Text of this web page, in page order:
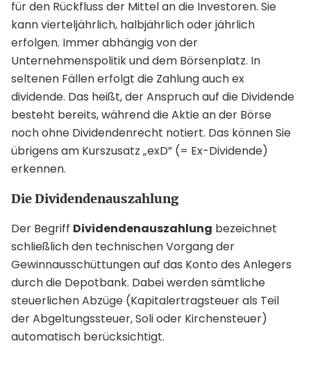
für den Rückfluss der Mittel an die Investoren. Sie
kann vierteljährlich, halbjährlich oder jährlich
erfolgen. Immer abhängig von der
Unternehmenspolitik und dem Börsenplatz. In
seltenen Fällen erfolgt die Zahlung auch ex
dividende. Das heißt, der Anspruch auf die Dividende
besteht bereits, während die Aktie an der Börse
noch ohne Dividendenrecht notiert. Das können Sie
übrigens am Kurszusatz „exD” (= Ex-Dividende)
erkennen.
Die Dividendenauszahlung
Der Begriff Dividendenauszahlung bezeichnet
schließlich den technischen Vorgang der
Gewinnausschüttungen auf das Konto des Anlegers
durch die Depotbank. Dabei werden sämtliche
steuerlichen Abzüge (Kapitalertragsteuer als Teil
der Abgeltungssteuer, Soli oder Kirchensteuer)
automatisch berücksichtigt.